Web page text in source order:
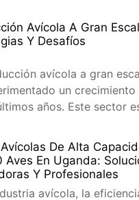
Avícola A Gran
Y Desafíos
avícola a gran
un
años. Este sector
alimentos y
rural. En este artículo,
y desafíos
avícola a gran escala
De Alta
Aves En Uganda:
Y Profesionales
avícola, la